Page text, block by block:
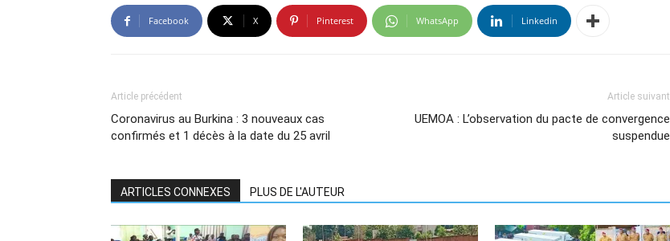
Facebook X Pinterest WhatsApp Linkedin
Article précédent
Coronavirus au Burkina : 3 nouveaux cas
confirmés et 1 décès à la date du 25 avril
Article suivant
UEMOA : L’observation du pacte de convergence
suspendue
ARTICLES CONNEXES PLUS DE L'AUTEUR